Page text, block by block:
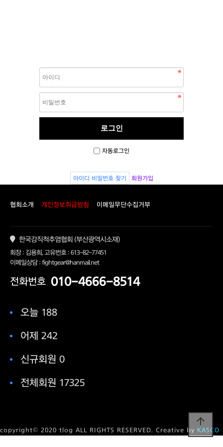
자동로그인
아이디 비밀번호 찾기 회원가입
협회소개 개인정보취급방침 이메일무단수집거부
한국강직척추염협회 (부산광역시소재)
회장 : 김용희, 고유번호 : 613-82-77451
이메일상담 : fightgear@hanmail.net
전화번호 010-4666-8514
오늘 188
어제 242
신규회원 0
전체회원 17325
copyright© 2020 tlog ALL RIGHTS RESERVED. Creative by KASCO
arrow_upward